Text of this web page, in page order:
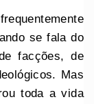
se fala do
facções, de
Mas
toda a vida